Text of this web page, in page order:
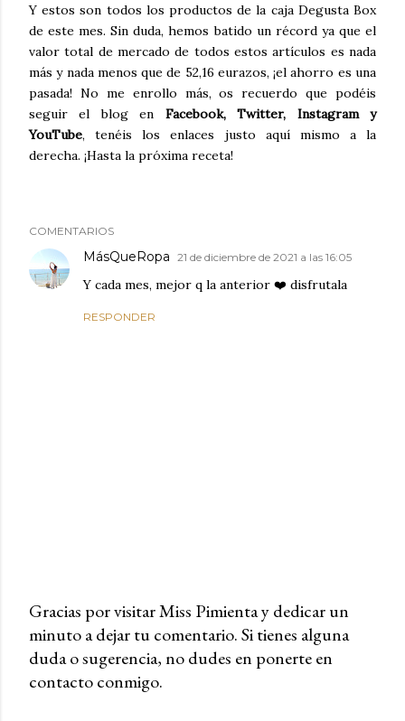
Y estos son todos los productos de la caja Degusta Box
de este mes. Sin duda, hemos batido un récord ya que el
valor total de mercado de todos estos artículos es nada
más y nada menos que de 52,16 eurazos, ¡el ahorro es una
pasada! No me enrollo más, os recuerdo que podéis
seguir el blog en Facebook, Twitter, Instagram y
YouTube, tenéis los enlaces justo aquí mismo a la
derecha. ¡Hasta la próxima receta!
COMENTARIOS
MásQueRopa 21 de diciembre de 2021 a las 16:05
Y cada mes, mejor q la anterior ❤️ disfrutala
RESPONDER
P
u
b
Gracias por visitar Miss Pimienta y dedicar un
minuto a dejar tu comentario. Si tienes alguna
duda o sugerencia, no dudes en ponerte en
contacto conmigo.